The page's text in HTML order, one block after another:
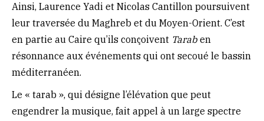
Ainsi, Laurence Yadi et Nicolas Cantillon poursuivent
leur traversée du Maghreb et du Moyen-Orient. C’est
en partie au Caire qu’ils conçoivent Tarab en
résonnance aux événements qui ont secoué le bassin
méditerranéen.
Le « tarab », qui désigne l’élévation que peut
engendrer la musique, fait appel à un large spectre